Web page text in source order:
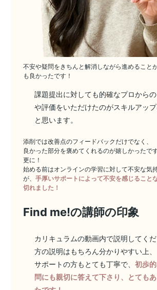
不安や疑問をきちんと解消しながら進めること
も良かったです！
課題提出に対しても的確なプロから
や評価をいただけたのがスキルアッ
と思います。
添削では改善点のフィードバックだけでなく、
良かった部分を褒めてくれるのが嬉しかったで
更に！
始める前はオンラインの学習に対して不安な気
が、 手厚いサポートによって不安を感じること
切れました！
Find me!の講師の印象
カリキュラムの動画内で説明してく
方の説明はもちろん分かりやすい上、
サポートの方もとても丁寧で、初歩
問にも親切に答えて下さり、とても